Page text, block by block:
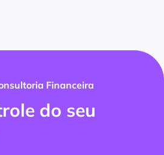
Financeira
do seu